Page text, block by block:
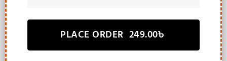
PLACE ORDER 249.00৳